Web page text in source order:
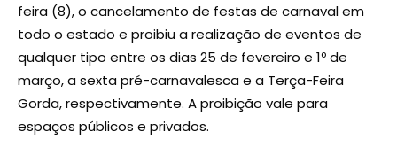
feira (8), o cancelamento de festas de carnaval em
todo o estado e proibiu a realização de eventos de
qualquer tipo entre os dias 25 de fevereiro e 1º de
março, a sexta pré-carnavalesca e a Terça-Feira
Gorda, respectivamente. A proibição vale para
espaços públicos e privados.